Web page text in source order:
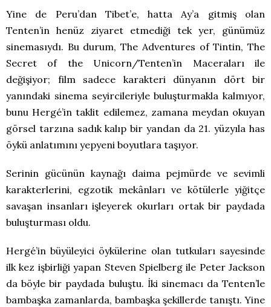
Yine de Peru’dan Tibet’e, hatta Ay’a gitmiş olan
Tenten’in henüz ziyaret etmediği tek yer, günümüz
sinemasıydı. Bu durum, The Adventures of Tintin, The
Secret of the Unicorn/Tenten’in Maceraları ile
değişiyor; film sadece karakteri dünyanın dört bir
yanındaki sinema seyircileriyle buluşturmakla kalmıyor,
bunu Hergé’in taklit edilemez, zamana meydan okuyan
görsel tarzına sadık kalıp bir yandan da 21. yüzyıla has
öykü anlatımını yepyeni boyutlara taşıyor.
Serinin gücünün kaynağı daima pejmürde ve sevimli
karakterlerini, egzotik mekânları ve kötülerle yiğitçe
savaşan insanları işleyerek okurları ortak bir paydada
buluşturması oldu.
Hergé’in büyüleyici öykülerine olan tutkuları sayesinde
ilk kez işbirliği yapan Steven Spielberg ile Peter Jackson
da böyle bir paydada buluştu. İki sinemacı da Tenten’le
bambaşka zamanlarda, bambaşka şekillerde tanıştı. Yine